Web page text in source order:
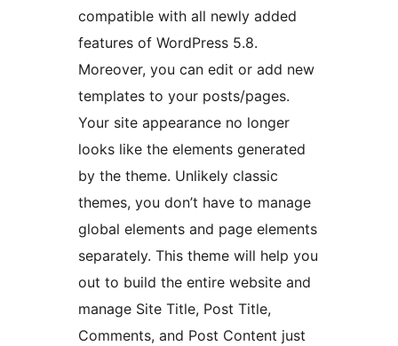
compatible with all newly added
features of WordPress 5.8.
Moreover, you can edit or add new
templates to your posts/pages.
Your site appearance no longer
looks like the elements generated
by the theme. Unlikely classic
themes, you don’t have to manage
global elements and page elements
separately. This theme will help you
out to build the entire website and
manage Site Title, Post Title,
Comments, and Post Content just